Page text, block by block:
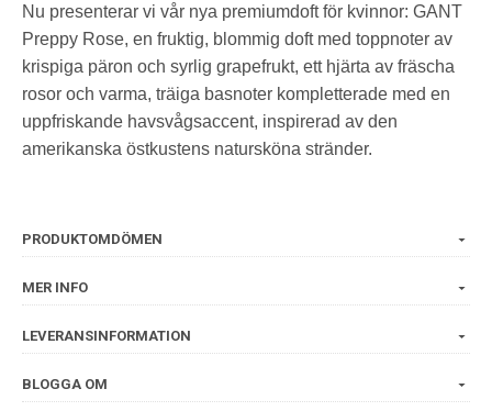
Nu presenterar vi vår nya premiumdoft för kvinnor: GANT
Preppy Rose, en fruktig, blommig doft med toppnoter av
krispiga päron och syrlig grapefrukt, ett hjärta av fräscha
rosor och varma, träiga basnoter kompletterade med en
uppfriskande havsvågsaccent, inspirerad av den
amerikanska östkustens natursköna stränder.
PRODUKTOMDÖMEN
MER INFO
LEVERANSINFORMATION
BLOGGA OM